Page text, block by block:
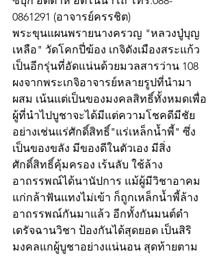
0861291 (อาจารย์ครรชิต)
พระขุนแผนพรายนางครวญ "หลวงปู่บุญ
เหลือ" วัดโคกปี่ฆ้อง เกจิดังเมืองสระแก้ว
เป็นอีกรุ่นที่อัดแน่นด้วยมวลสารว่าน 108
ผงจากพระเกจิอาจารย์หลายรูปที่นำมา
ผสม เน้นแต่เป็นของมงคลสิทธิ์ทั้งหมดเพื่อ
ผู้ที่นำไปบูชาจะได้มีแต่ความโชคดีมีชัย
อย่างเช่นแร่ศักดิ์สิทธิ์"แร่เหล็กน้ำพี้" ซึ่ง
เป็นของขลัง มีของดีในตัวเอง มีสิ่ง
ศักดิ์สิทธิ์คุ้มครอง เร้นลับ ใช้ล้าง
อาถรรพณ์ได้นานัปการ แม้ผู้มีวิชาอาคม
แก่กล้าฟันแทงไม่เข้า ก็ถูกเหล็กน้ำพี้ล้าง
อาถรรพณ์กันมาแล้ว อีกทั้งกันมนต์ดำ
เดรัจฉานวิชา ป้องกันได้สุดยอด เป็นสิริ
มงคลแกผู้บูชาอย่างแน่นอน สุดท้ายตาม